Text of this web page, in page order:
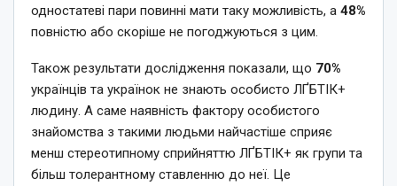
одностатеві пари повинні мати таку можливість, а 48%
повністю або скоріше не погоджуються з цим.
Також результати дослідження показали, що 70%
українців та українок не знають особисто ЛҐБТІК+
людину. А саме наявність фактору особистого
знайомства з такими людьми найчастіше сприяє
менш стереотипному сприйняттю ЛҐБТІК+ як групи та
більш толерантному ставленню до неї. Це